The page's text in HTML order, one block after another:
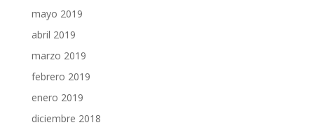
mayo 2019
abril 2019
marzo 2019
febrero 2019
enero 2019
diciembre 2018